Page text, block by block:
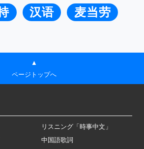
汉语
麦当劳
▲
ページトップへ
リスニング「時事中文」
中国語歌詞